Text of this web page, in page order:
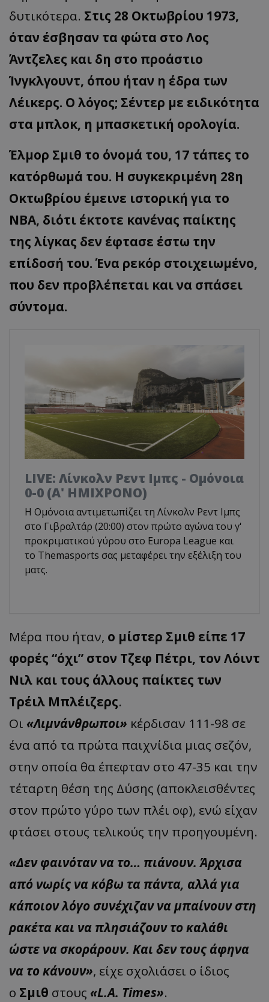
δυτικότερα. Στις 28 Οκτωβρίου 1973,
όταν έσβησαν τα φώτα στο Λος
Άντζελες και δη στο προάστιο
Ίνγκλγουντ, όπου ήταν η έδρα των
Λέικερς. Ο λόγος; Σέντερ με ειδικότητα
στα μπλοκ, η μπασκετική ορολογία.
Έλμορ Σμιθ το όνομά του, 17 τάπες το
κατόρθωμά του. Η συγκεκριμένη 28η
Οκτωβρίου έμεινε ιστορική για το
ΝΒΑ, διότι έκτοτε κανένας παίκτης
της λίγκας δεν έφτασε έστω την
επίδοσή του. Ένα ρεκόρ στοιχειωμένο,
που δεν προβλέπεται και να σπάσει
σύντομα.
LIVE: Λίνκολν Ρεντ Ιμπς - Ομόνοια
0-0 (Α' ΗΜΙΧΡΟΝΟ)
Η Ομόνοια αντιμετωπίζει τη Λίνκολν Ρεντ Ιμπς
στο Γιβραλτάρ (20:00) στον πρώτο αγώνα του γ'
προκριματικού γύρου στο Europa League και
το Τhemasports σας μεταφέρει την εξέλιξη του
ματς.
Μέρα που ήταν, ο μίστερ Σμιθ είπε 17
φορές “όχι” στον Τζεφ Πέτρι, τον Λόιντ
Νιλ και τους άλλους παίκτες των
Τρέιλ Μπλέιζερς.
Οι «Λιμνάνθρωποι» κέρδισαν 111-98 σε
ένα από τα πρώτα παιχνίδια μιας σεζόν,
στην οποία θα έπεφταν στο 47-35 και την
τέταρτη θέση της Δύσης (αποκλεισθέντες
στον πρώτο γύρο των πλέι οφ), ενώ είχαν
φτάσει στους τελικούς την προηγουμένη.
«Δεν φαινόταν να το… πιάνουν. Άρχισα
από νωρίς να κόβω τα πάντα, αλλά για
κάποιον λόγο συνέχιζαν να μπαίνουν στη
ρακέτα και να πλησιάζουν το καλάθι
ώστε να σκοράρουν. Και δεν τους άφηνα
να το κάνουν», είχε σχολιάσει ο ίδιος
ο Σμιθ στους «L.A. Times».